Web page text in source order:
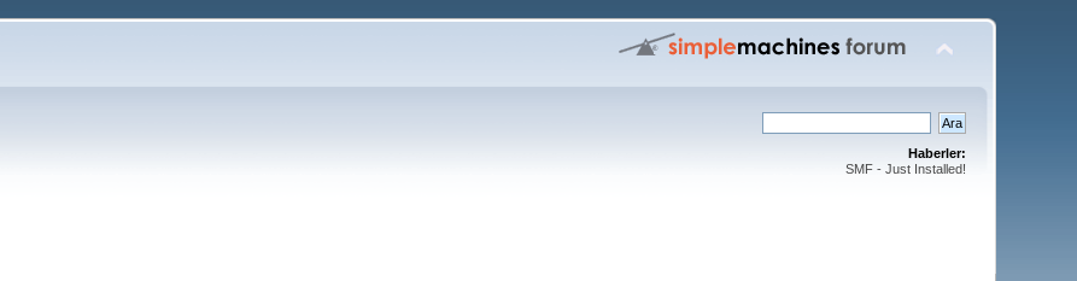
Haberler:
SMF - Just Installed!